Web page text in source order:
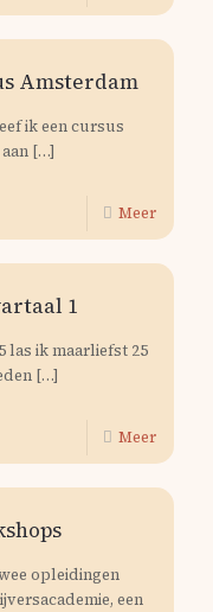
Amsterdam
ik een cursus
[…]
Meer
1
las ik maarliefst 25
[…]
Meer
opleidingen
een